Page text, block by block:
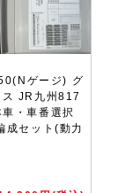
ゲージ) グ
ス JR九州817
・車番選択
成セット(動力